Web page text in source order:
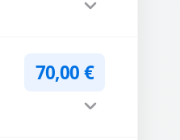
70,00€